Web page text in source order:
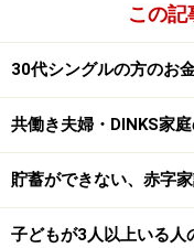
・購入年／2013年
・購入価格／2350万
・ローン借入額／
・借入金利／固定
・返済期間／25年（
・ローン残債／1850
この記
30代シングルの方のお
共働き夫婦・DINKS家
貯蓄ができない、赤字
子どもが3人以上いる人